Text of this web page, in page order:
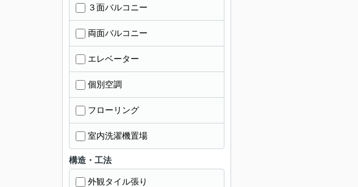
３面バルコニー
両面バルコニー
エレベーター
個別空調
フローリング
室内洗濯機置場
構造・工法
外観タイル張り